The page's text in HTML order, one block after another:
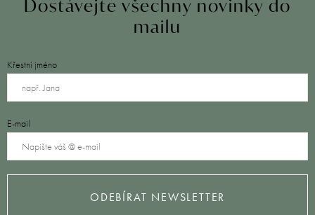
Dostávejte všechny novinky do
mailu
Křestní jméno
E-mail
ODEBÍRAT NEWSLETTER